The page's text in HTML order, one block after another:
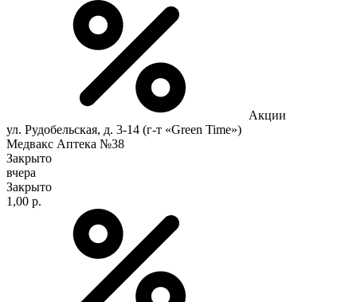
Акции
ул. Рудобельская, д. 3-14 (г-т «Green Time»)
Медвакс Аптека №38
Закрыто
вчера
Закрыто
1,00 р.